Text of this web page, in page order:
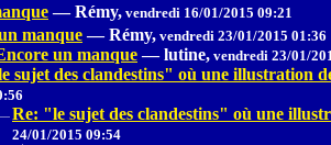
— Rémy, vendredi 16/01/2015 09:21
manque — Rémy, vendredi 23/01/2015 01:36
un manque — lutine, vendredi 23/01/
sujet des clandestins" où une illustration
Re: "le sujet des clandestins" où une
24/01/2015 09:54